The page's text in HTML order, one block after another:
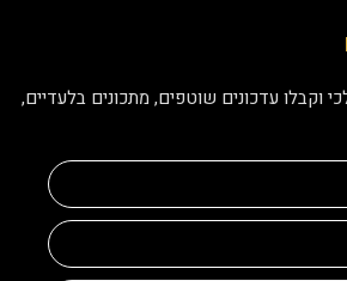
וקבלו עדכונים שוטפים, מתכונים בלעדיים,